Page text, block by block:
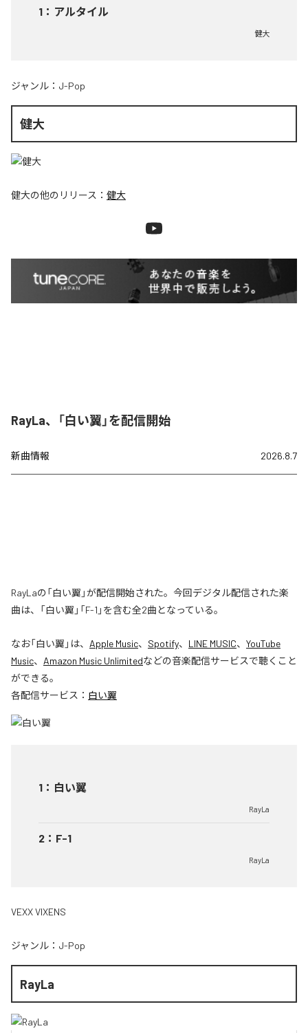
1 ： アルタイル
健大
ジャンル： J-Pop
健大
健大の他のリリース： 健大
RayLa、「白い翼」を配信開始
新曲情報 2026.8.7
RayLaの「白い翼」が配信開始された。今回デジタル配信された楽
曲は、「白い翼」「F-1」を含む全2曲となっている。
なお「白い翼 」は、 Apple Music、 Spotify、 LINE MUSIC、 YouTube
Music、 Amazon Music Unlimitedなどの音楽配信サービスで聴くこと
ができる。
各配信サービス： 白い翼
1 ： 白い翼
RayLa
2 ： F-1
RayLa
VEXX VIXENS
ジャンル： J-Pop
RayLa